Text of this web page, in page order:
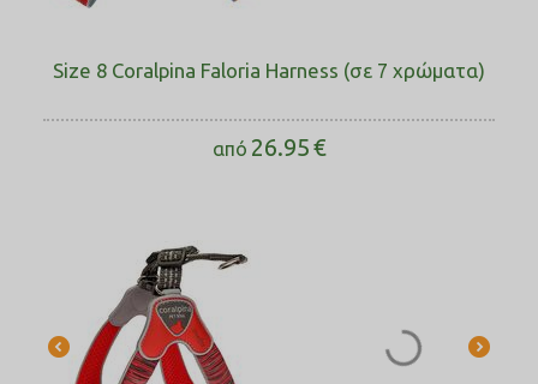
Size 8 Coralpina Faloria Harness (σε 7 χρώματα)
από 26.95€